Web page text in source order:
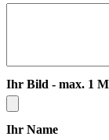
Ihr Bild - max. 1
Ihr Name